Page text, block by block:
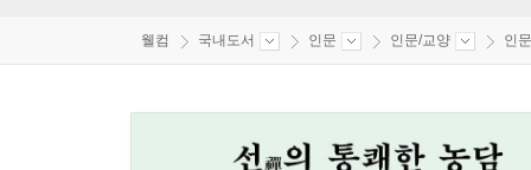
웰컴 국내도서 인문 인문/교양 인